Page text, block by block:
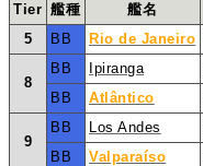
Tier 艦種 艦名
5
BB Rio de Janeiro
8
BB Ipiranga
BB
Atlântico
9
BB Los Andes
BB
Valparaíso